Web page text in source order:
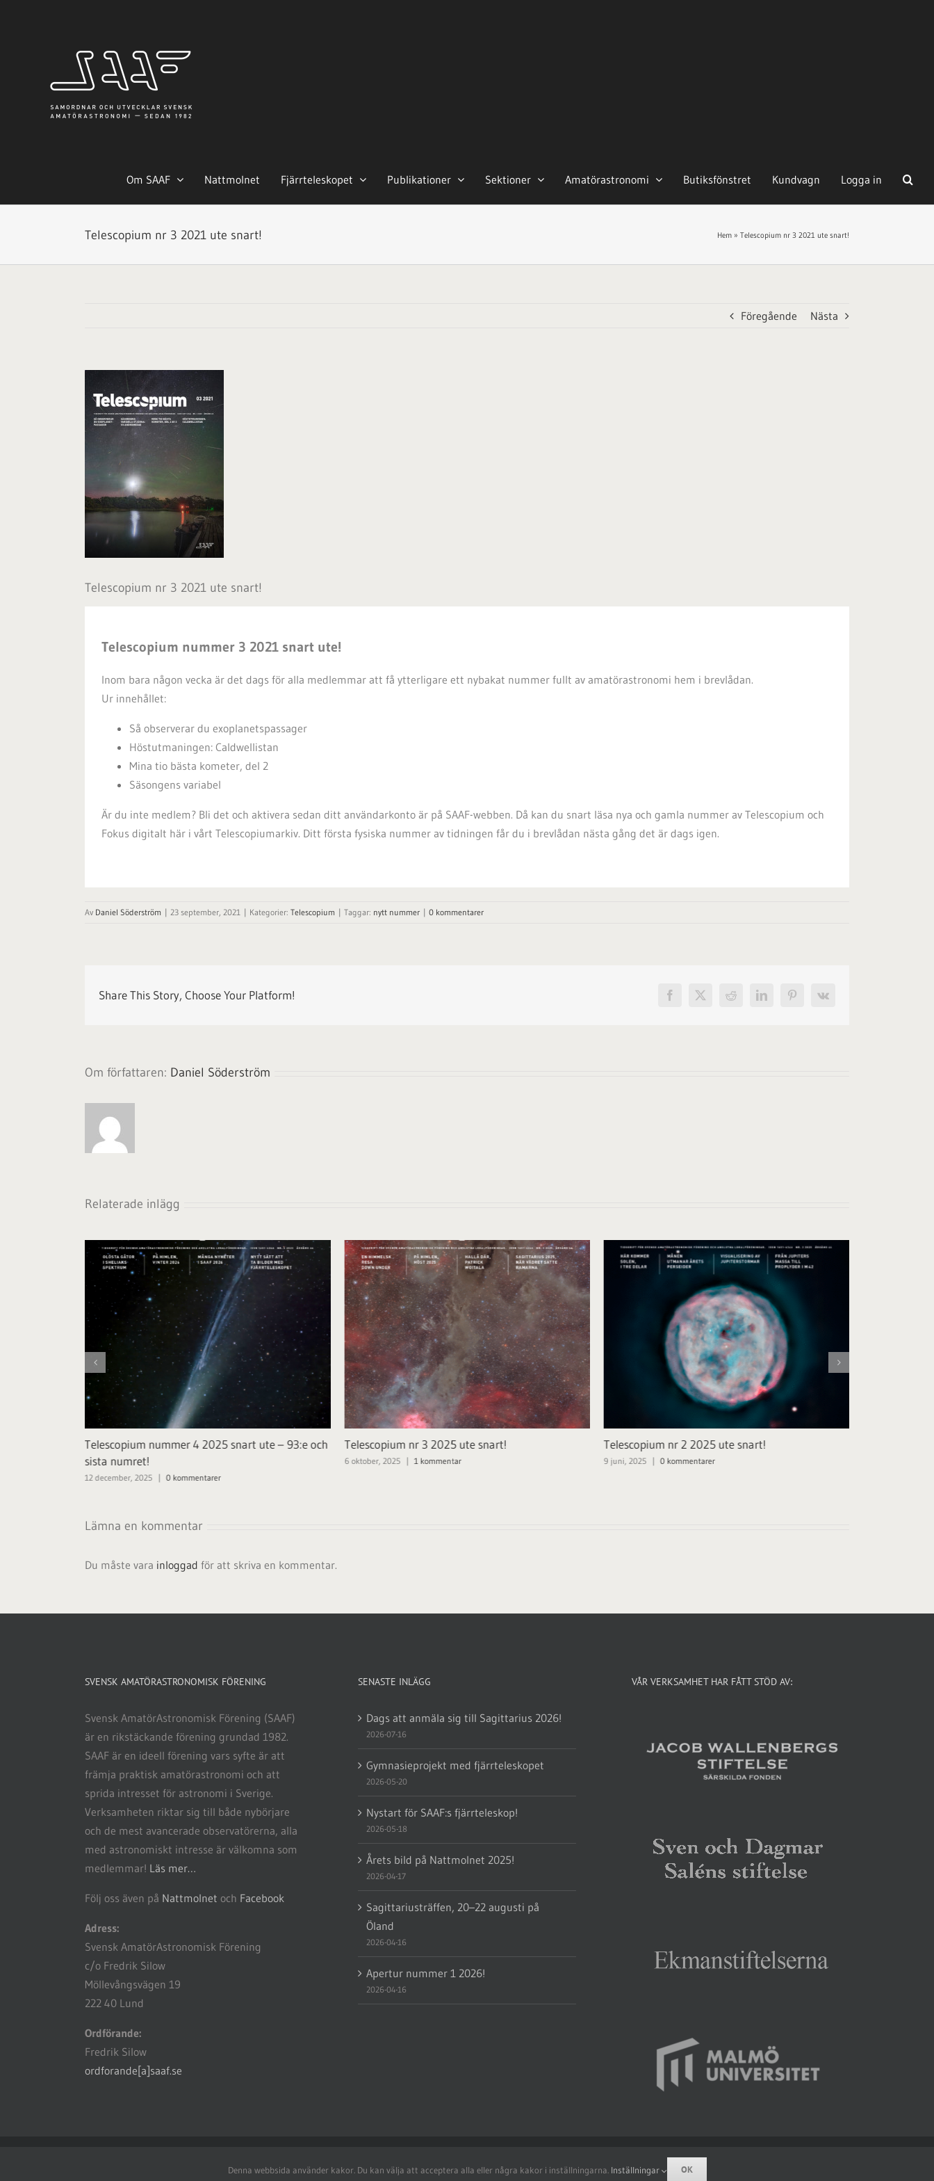
Om SAAF Nattmolnet Fjärrteleskopet Publikationer Sektioner Amatörastronomi Butiksfönstret Kundvagn Logga in
Telescopium nr 3 2021 ute snart! Hem » Telescopium nr 3 2021 ute snart!
Föregående Nästa
större
bild
Telescopium nr 3 2021 ute snart!
Telescopium nummer 3 2021 snart ute!
Inom bara någon vecka är det dags för alla medlemmar att få ytterligare ett nybakat nummer fullt av amatörastronomi hem i brevlådan.
Ur innehållet:
Så observerar du exoplanetspassager
Höstutmaningen: Caldwellistan
Mina tio bästa kometer, del 2
Säsongens variabel
Är du inte medlem? Bli det och aktivera sedan ditt användarkonto är på SAAF-webben. Då kan du snart läsa nya och gamla nummer av Telescopium och
Fokus digitalt här i vårt Telescopiumarkiv. Ditt första fysiska nummer av tidningen får du i brevlådan nästa gång det är dags igen.
Av Daniel Söderström | 23 september, 2021 | Kategorier: Telescopium | Taggar: nytt nummer | 0 kommentarer
Share This Story, Choose Your Platform! Facebook
X Reddit LinkedInPinterest
Vk
Om författaren: Daniel Söderström
Relaterade inlägg
Telescopium nummer 4 2025 snart ute – 93:e och
sista numret!
12 december, 2025 | 0 kommentarer
Telescopium nr 3 2025 ute snart!
6 oktober, 2025 | 1 kommentar
Telescopium nr 2 2025 ute snart!
9 juni, 2025 | 0 kommentarer
Lämna en kommentar
Du måste vara inloggad för att skriva en kommentar.
SVENSK AMATÖRASTRONOMISK FÖRENING
Svensk AmatörAstronomisk Förening (SAAF)
är en rikstäckande förening grundad 1982.
SAAF är en ideell förening vars syfte är att
främja praktisk amatörastronomi och att
sprida intresset för astronomi i Sverige.
Verksamheten riktar sig till både nybörjare
och de mest avancerade observatörerna, alla
med astronomiskt intresse är välkomna som
medlemmar! Läs mer…
Följ oss även på Nattmolnet och Facebook
Adress:
Svensk AmatörAstronomisk Förening
c/o Fredrik Silow
Möllevångsvägen 19
222 40 Lund
Ordförande:
Fredrik Silow
ordforande[a]saaf.se
SENASTE INLÄGG
Dags att anmäla sig till Sagittarius 2026!
2026-07-16
Gymnasieprojekt med fjärrteleskopet
2026-05-20
Nystart för SAAF:s fjärrteleskop!
2026-05-18
Årets bild på Nattmolnet 2025!
2026-04-17
Sagittariusträffen, 20–22 augusti på
Öland
2026-04-16
Apertur nummer 1 2026!
2026-04-16
VÅR VERKSAMHET HAR FÅTT STÖD AV:
2026 Svensk AmatörAstronomisk Förening (SAAF) | Powered by WordPress | Denna sida använder kakor.
Denna webbsida använder kakor. Du kan välja att acceptera alla eller några kakor i inställningarna. Inställningar OK